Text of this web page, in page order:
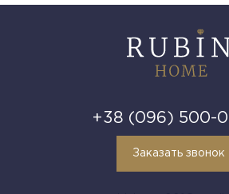
+38 (096) 500-
Заказать звонок